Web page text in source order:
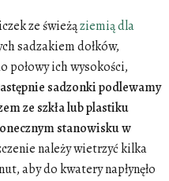
ze świeżąziemią dla
sadzakiem dołków,
połowy ich wysokości,
sadzonki podlewamy
ze szkła lub plastiku
stanowisku w
należy wietrzyć kilka
aby do kwatery napłynęło